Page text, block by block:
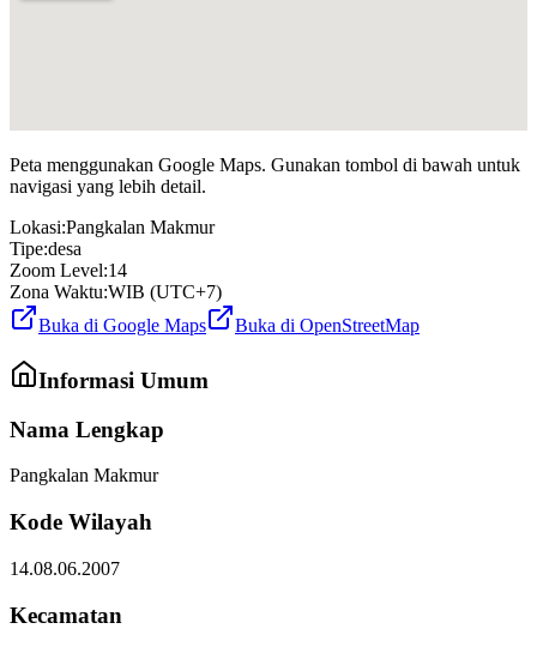
Peta menggunakan Google Maps. Gunakan tombol di bawah untuk
navigasi yang lebih detail.
Lokasi:Pangkalan Makmur
Tipe:desa
Zoom Level:14
Zona Waktu:WIB (UTC+7)
Buka di Google Maps
Buka di OpenStreetMap
Informasi Umum
Nama Lengkap
Pangkalan Makmur
Kode Wilayah
14.08.06.2007
Kecamatan